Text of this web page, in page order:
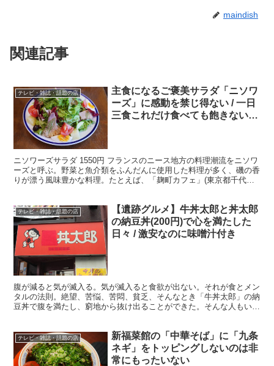
maindish
関連記事
テレビ・雑誌・話題の店
主食になるご褒美サラダ「ニソワ
ーズ」に感動を禁じ得ない / 一日
三食これだけ食べても飽きない逸
ニソワーズサラダ 1550円 フランスのニース地方の料理潮流をニソワ
ーズと呼ぶ。野菜と魚介類をふんだんに使用した料理が多く、磯の香
りが漂う風味豊かな料理。たとえば、「麹町カフェ」(東京都千代田
テレビ・雑誌・話題の店
【遺跡グルメ】牛丼太郎と丼太郎
の納豆丼(200円)で心を満たした
日々 / 激安なのに味噌汁付き
腹が減ると気が滅入る。気が滅入ると食欲が出ない。それが食とメン
タルの法則。絶望、苦悩、苦悶、貧乏、そんなとき「牛丼太郎」の納
豆丼で腹を満たし、窮地から抜け出ることができた。そんな人もいる
テレビ・雑誌・話題の店
新福菜館の「中華そば」に「九条
ネギ」をトッピングしないのは非
常にもったいない